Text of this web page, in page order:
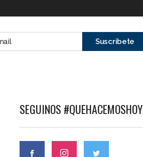
SEGUINOS #QUEHACEMOSHOY